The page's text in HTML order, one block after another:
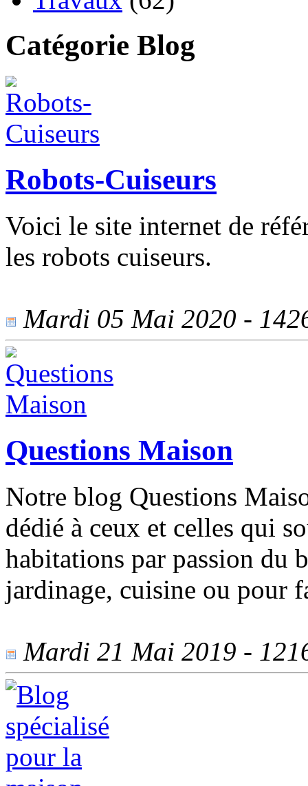
Catégorie Blog
Robots-Cuiseurs
Voici le site internet de
les robots cuiseurs.
Mardi 05 Mai 2020 -
Questions Maison
Notre blog Questions
dédié à ceux et celles qui
habitations par passion du
jardinage, cuisine ou pour
Mardi 21 Mai 2019 -